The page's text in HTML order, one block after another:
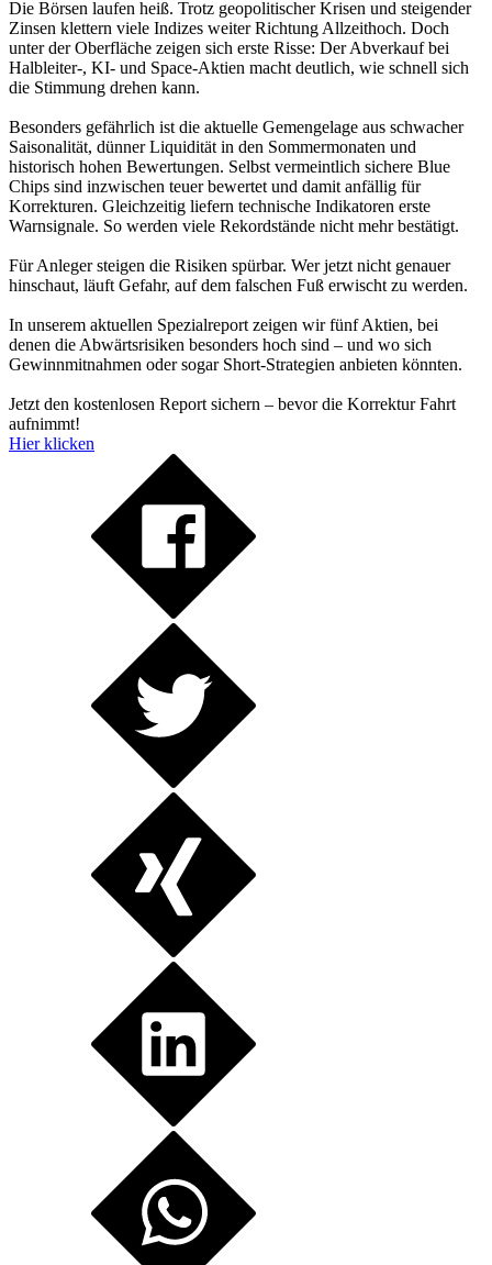
Die Börsen laufen heiß. Trotz geopolitischer Krisen und steigender
Zinsen klettern viele Indizes weiter Richtung Allzeithoch. Doch
unter der Oberfläche zeigen sich erste Risse: Der Abverkauf bei
Halbleiter-, KI- und Space-Aktien macht deutlich, wie schnell sich
die Stimmung drehen kann.
Besonders gefährlich ist die aktuelle Gemengelage aus schwacher
Saisonalität, dünner Liquidität in den Sommermonaten und
historisch hohen Bewertungen. Selbst vermeintlich sichere Blue
Chips sind inzwischen teuer bewertet und damit anfällig für
Korrekturen. Gleichzeitig liefern technische Indikatoren erste
Warnsignale. So werden viele Rekordstände nicht mehr bestätigt.
Für Anleger steigen die Risiken spürbar. Wer jetzt nicht genauer
hinschaut, läuft Gefahr, auf dem falschen Fuß erwischt zu werden.
In unserem aktuellen Spezialreport zeigen wir fünf Aktien, bei
denen die Abwärtsrisiken besonders hoch sind – und wo sich
Gewinnmitnahmen oder sogar Short-Strategien anbieten könnten.
Jetzt den kostenlosen Report sichern – bevor die Korrektur Fahrt
aufnimmt!
Hier klicken